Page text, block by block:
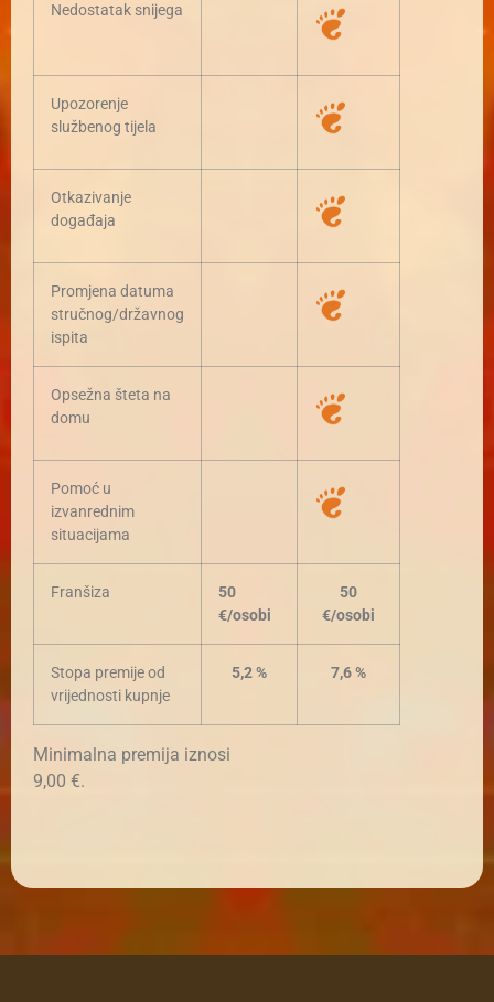
Nedostatak snijega
Upozorenje
službenog tijela
Otkazivanje
događaja
Promjena datuma
stručnog/državnog
ispita
Opsežna šteta na
domu
Pomoć u
izvanrednim
situacijama
Franšiza
50
€/osobi
50
€/osobi
Stopa premije od
vrijednosti kupnje
5,2 % 7,6 %
Minimalna premija iznosi
9,00 €.